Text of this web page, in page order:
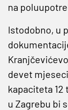
na
Istodobno, u
devet
kapaciteta 12
u Zagrebu bi